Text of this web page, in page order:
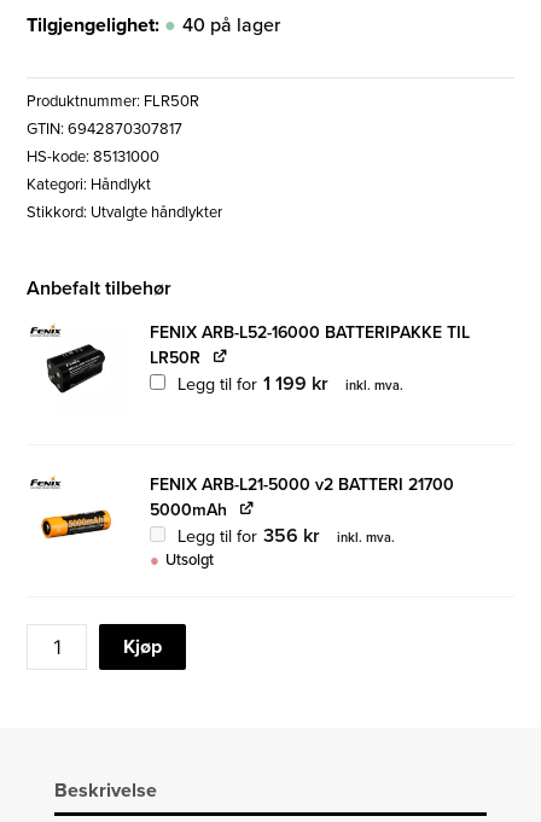
Tilgjengelighet: 40 på lager
Produktnummer: FLR50R
GTIN: 6942870307817
HS-kode: 85131000
Kategori: Håndlykt
Stikkord: Utvalgte håndlykter
Anbefalt tilbehør
FENIX ARB-L52-16000 BATTERIPAKKE TIL
LR50R
Legg til for 1 199 kr inkl. mva.
FENIX ARB-L21-5000 v2 BATTERI 21700
5000mAh
Legg til for 356 kr inkl. mva.
Utsolgt
FENIX
LR50R
antall
Kjøp
Beskrivelse